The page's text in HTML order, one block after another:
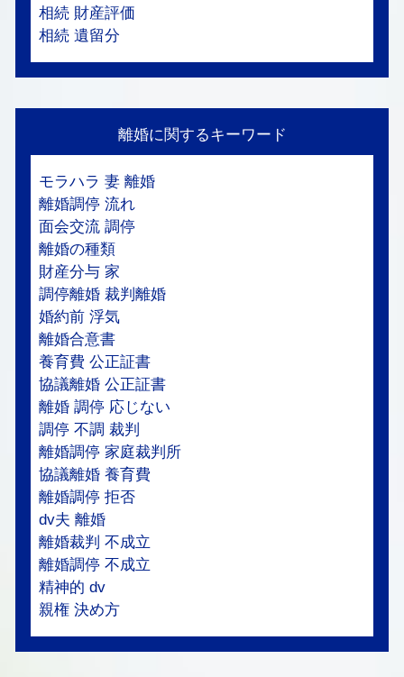
相続 財産評価
相続 遺留分
離婚に関するキーワード
モラハラ 妻 離婚
離婚調停 流れ
面会交流 調停
離婚の種類
財産分与 家
調停離婚 裁判離婚
婚約前 浮気
離婚合意書
養育費 公正証書
協議離婚 公正証書
離婚 調停 応じない
調停 不調 裁判
離婚調停 家庭裁判所
協議離婚 養育費
離婚調停 拒否
dv夫 離婚
離婚裁判 不成立
離婚調停 不成立
精神的 dv
親権 決め方